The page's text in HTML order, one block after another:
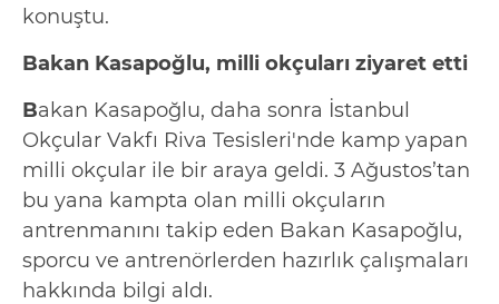
konuştu.
Bakan Kasapoğlu, milli okçuları ziyaret etti
Bakan Kasapoğlu, daha sonra İstanbul
Okçular Vakfı Riva Tesisleri'nde kamp yapan
milli okçular ile bir araya geldi. 3 Ağustos’tan
bu yana kampta olan milli okçuların
antrenmanını takip eden Bakan Kasapoğlu,
sporcu ve antrenörlerden hazırlık çalışmaları
hakkında bilgi aldı.